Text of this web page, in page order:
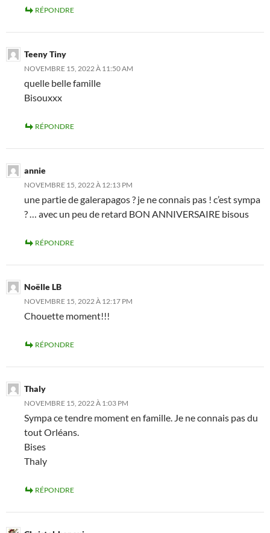
RÉPONDRE
Teeny Tiny
NOVEMBRE 15, 2022 À 11:50 AM
quelle belle famille
Bisouxxx
RÉPONDRE
annie
NOVEMBRE 15, 2022 À 12:13 PM
une partie de galerapagos ? je ne connais pas ! c’est sympa
? … avec un peu de retard BON ANNIVERSAIRE bisous
RÉPONDRE
Noëlle LB
NOVEMBRE 15, 2022 À 12:17 PM
Chouette moment!!!
RÉPONDRE
Thaly
NOVEMBRE 15, 2022 À 1:03 PM
Sympa ce tendre moment en famille. Je ne connais pas du
tout Orléans.
Bises
Thaly
RÉPONDRE